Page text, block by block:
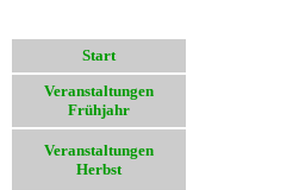
Start
Veranstaltungen
Frühjahr
Veranstaltungen
Herbst